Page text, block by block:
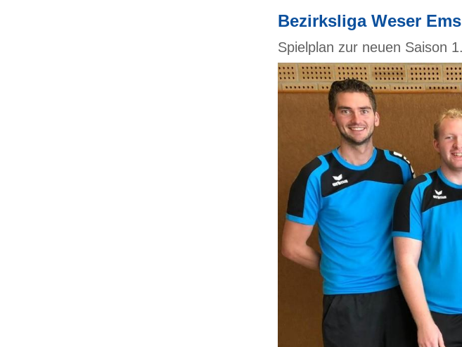
Bezirksliga Weser
Spielplan zur neuen Saison